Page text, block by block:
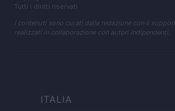
Tutti i diritti riservati
I contenuti sono curati dalla redazione con il
realizzati in collaborazione con autori indipendenti.
ITALIA